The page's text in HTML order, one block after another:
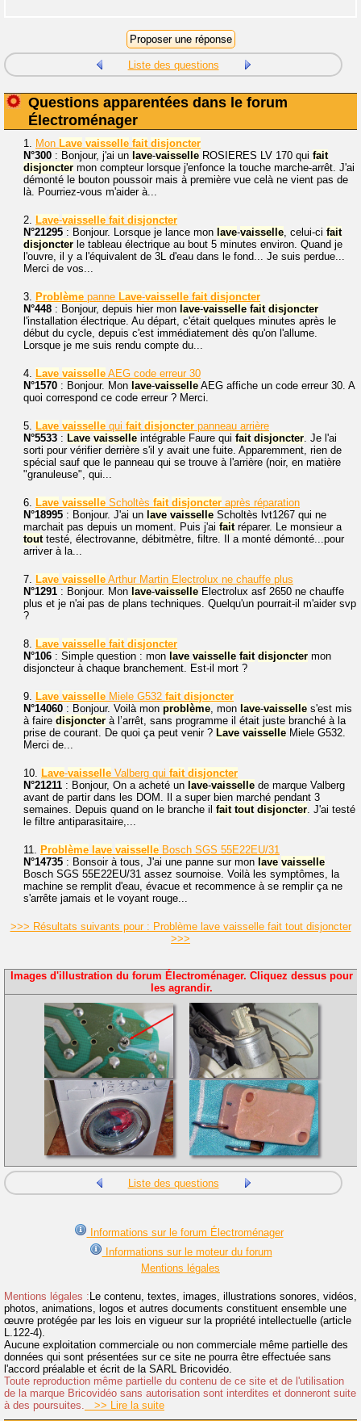
Liste des questions
Questions apparentées dans le forum
Électroménager
1. Mon Lave vaisselle fait disjoncter
N°300 : Bonjour, j'ai un lave-vaisselle ROSIERES LV 170 qui fait
disjoncter mon compteur lorsque j'enfonce la touche marche-arrêt. J'ai
démonté le bouton poussoir mais à première vue celà ne vient pas de
là. Pourriez-vous m'aider à...
2. Lave-vaisselle fait disjoncter
N°21295 : Bonjour. Lorsque je lance mon lave-vaisselle, celui-ci fait
disjoncter le tableau électrique au bout 5 minutes environ. Quand je
l'ouvre, il y a l'équivalent de 3L d'eau dans le fond... Je suis perdue...
Merci de vos...
3. Problème panne Lave-vaisselle fait disjoncter
N°448 : Bonjour, depuis hier mon lave-vaisselle fait disjoncter
l'installation électrique. Au départ, c'était quelques minutes après le
début du cycle, depuis c'est immédiatement dès qu'on l'allume.
Lorsque je me suis rendu compte du...
4. Lave vaisselle AEG code erreur 30
N°1570 : Bonjour. Mon lave-vaisselle AEG affiche un code erreur 30. A
quoi correspond ce code erreur ? Merci.
5. Lave vaisselle qui fait disjoncter panneau arrière
N°5533 : Lave vaisselle intégrable Faure qui fait disjoncter. Je l'ai
sorti pour vérifier derrière s'il y avait une fuite. Apparemment, rien de
spécial sauf que le panneau qui se trouve à l'arrière (noir, en matière
"granuleuse", qui...
6. Lave vaisselle Scholtès fait disjoncter après réparation
N°18995 : Bonjour. J'ai un lave vaisselle Scholtès lvt1267 qui ne
marchait pas depuis un moment. Puis j'ai faitréparer. Le monsieur a
touttesté, électrovanne, débitmètre, filtre. Il a monté démonté...pour
arriver à la...
7. Lave vaisselle Arthur Martin Electrolux ne chauffe plus
N°1291 : Bonjour. Mon lave-vaisselle Electrolux asf 2650 ne chauffe
plus et je n'ai pas de plans techniques. Quelqu'un pourrait-il m'aider svp
?
8. Lave vaisselle fait disjoncter
N°106 : Simple question : mon lave vaisselle fait disjoncter mon
disjoncteur à chaque branchement. Est-il mort ?
9. Lave vaisselle Miele G532 fait disjoncter
N°14060 : Bonjour. Voilà mon problème, mon lave-vaisselle s'est mis
à faire disjoncter à l’arrêt, sans programme il était juste branché à la
prise de courant. De quoi ça peut venir ? Lave vaisselle Miele G532.
Merci de...
10. Lave-vaisselle Valberg qui fait disjoncter
N°21211 : Bonjour, On a acheté un lave-vaisselle de marque Valberg
avant de partir dans les DOM. Il a super bien marché pendant 3
semaines. Depuis quand on le branche il fait tout disjoncter. J'ai testé
le filtre antiparasitaire,...
11. Problème lave vaisselle Bosch SGS 55E22EU/31
N°14735 : Bonsoir à tous, J'ai une panne sur mon lave vaisselle
Bosch SGS 55E22EU/31 assez sournoise. Voilà les symptômes, la
machine se remplit d'eau, évacue et recommence à se remplir ça ne
s'arrête jamais et le voyant rouge...
>>> Résultats suivants pour : Problème lave vaisselle fait tout disjoncter
>>>
Images d'illustration du forum Électroménager. Cliquez dessus pour
les agrandir.
Liste des questions
Informations sur le forum Électroménager
Informations sur le moteur du forum
Mentions légales
Mentions légales :Le contenu, textes, images, illustrations sonores, vidéos,
photos, animations, logos et autres documents constituent ensemble une
œuvre protégée par les lois en vigueur sur la propriété intellectuelle (article
L.122-4).
Aucune exploitation commerciale ou non commerciale même partielle des
données qui sont présentées sur ce site ne pourra être effectuée sans
l'accord préalable et écrit de la SARL Bricovidéo.
Toute reproduction même partielle du contenu de ce site et de l'utilisation
de la marque Bricovidéo sans autorisation sont interdites et donneront suite
à des poursuites.
>> Lire la suite